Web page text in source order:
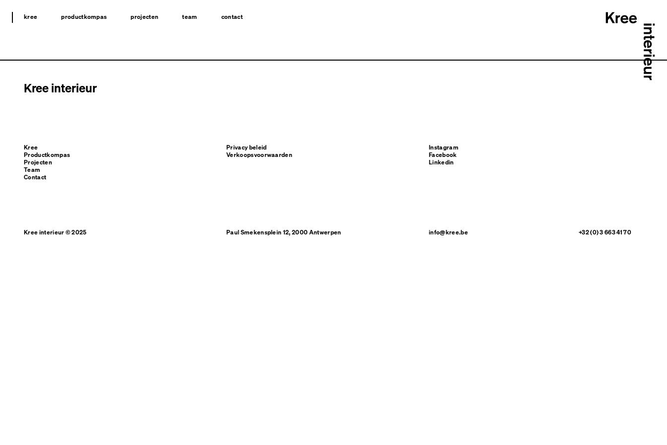
kree productkompas projecten team contact
Kree interieur
Kree
Productkompas
Projecten
Team
Contact
Privacy beleid
Verkoopsvoorwaarden
Instagram
Facebook
Linkedin
Kree interieur © 2025 Paul Smekensplein 12, 2000 Antwerpen info@kree.be +32 (0) 3 663 41 70